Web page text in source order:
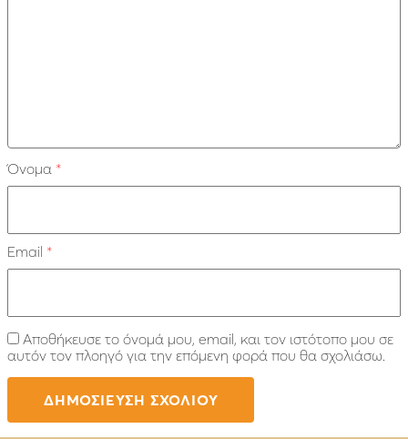
Όνομα *
Email *
Αποθήκευσε το όνομά μου, email, και τον ιστότοπο μου σε
αυτόν τον πλοηγό για την επόμενη φορά που θα σχολιάσω.